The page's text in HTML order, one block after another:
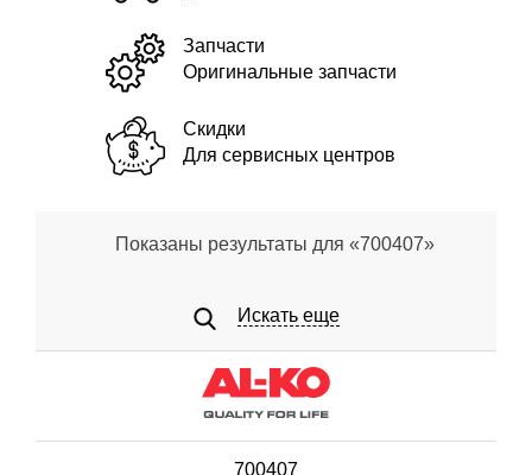
Запчасти
Оригинальные запчасти
Скидки
Для сервисных центров
Показаны результаты для «700407»
Искать еще
700407